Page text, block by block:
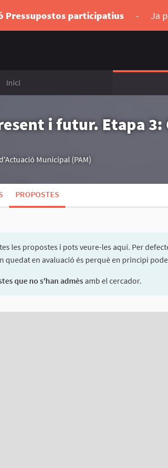
Pressupostos participatius - Ja
Inici
i futur. Etapa 3:
Municipal (PAM)
PROPOSTES
les propostes i pots veure-les aquí. Per
quedat en avaluació és perquè en principi
que no s'han admès amb el cercador.
mapa que presenta els components